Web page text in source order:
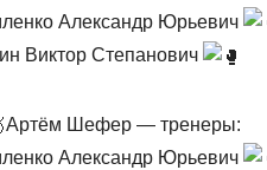
Александр Юрьевич
Виктор Степанович
Артём Шефер — тренеры:
Александр Юрьевич